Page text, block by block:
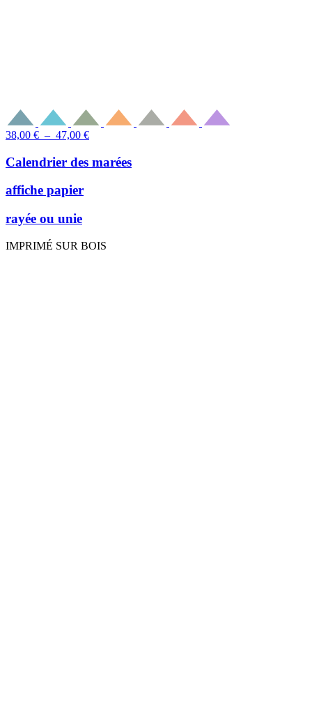
38,00 € – 47,00 €Plage
prix :
38,00 €
Calendrier des marées
affiche papier
rayée ou unie
IMPRIMÉ SUR BOIS